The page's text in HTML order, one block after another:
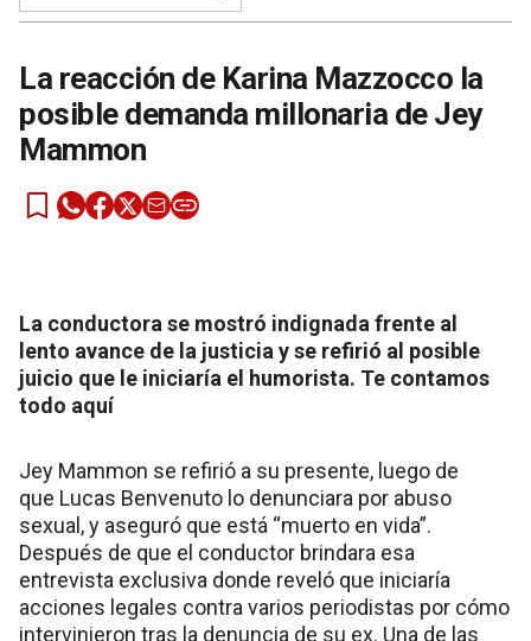
La reacción de Karina Mazzocco la
posible demanda millonaria de Jey
Mammon
La conductora se mostró indignada frente al
lento avance de la justicia y se refirió al posible
juicio que le iniciaría el humorista. Te contamos
todo aquí
Jey Mammon se refirió a su presente, luego de
que Lucas Benvenuto lo denunciara por abuso
sexual, y aseguró que está “muerto en vida”.
Después de que el conductor brindara esa
entrevista exclusiva donde reveló que iniciaría
acciones legales contra varios periodistas por cómo
intervinieron tras la denuncia de su ex. Una de las